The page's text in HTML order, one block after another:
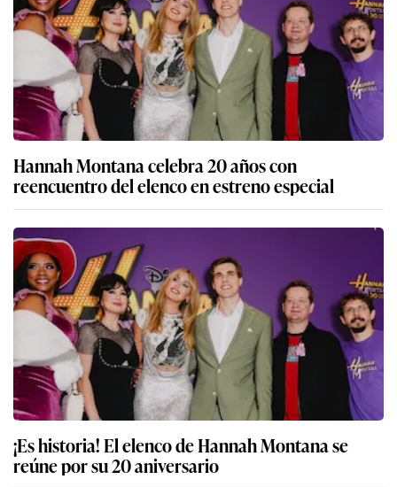
Hannah Montana celebra 20 años con
reencuentro del elenco en estreno especial
¡Es historia! El elenco de Hannah Montana se
reúne por su 20 aniversario